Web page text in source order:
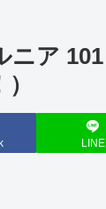
ア
LINE